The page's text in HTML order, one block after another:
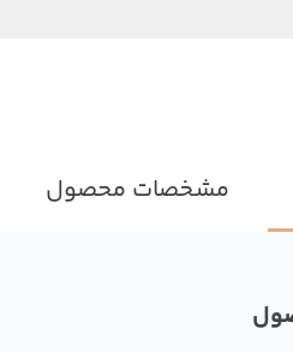
مشخصات محصول